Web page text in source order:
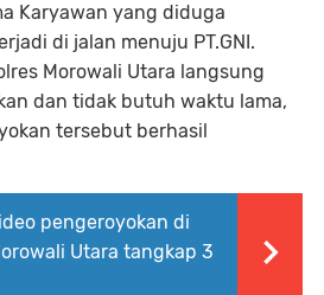
Karyawan yang diduga
di jalan menuju PT.GNI.
Morowali Utara langsung
dan tidak butuh waktu lama,
tersebut berhasil
pengeroyokan di
Utara tangkap 3